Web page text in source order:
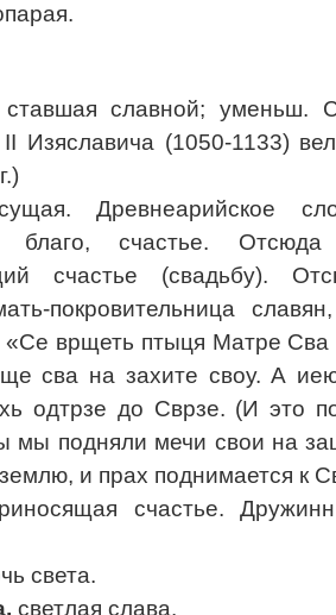
ставшая славной; уменьш.
Изяславича (1050-1133)
Древнеарийское
благо, счастье.
счастье (свадьбу).
покровительница
«Се врщеть птыця Матре
сва на захите своу. А
одтрзе до Сврзе. (И это
мы подняли мечи свои на
и прах поднимается к
счастье.
света.
светлая слава.